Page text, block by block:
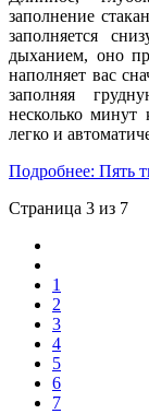
заполнение
заполняется
дыханием, оно
наполняет вас
заполняя
несколько минут
легко и
Подробнее: Пять
Страница 3 из 7
1
2
3
4
5
6
7